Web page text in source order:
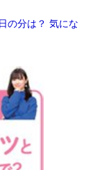
の分は？ 気にな